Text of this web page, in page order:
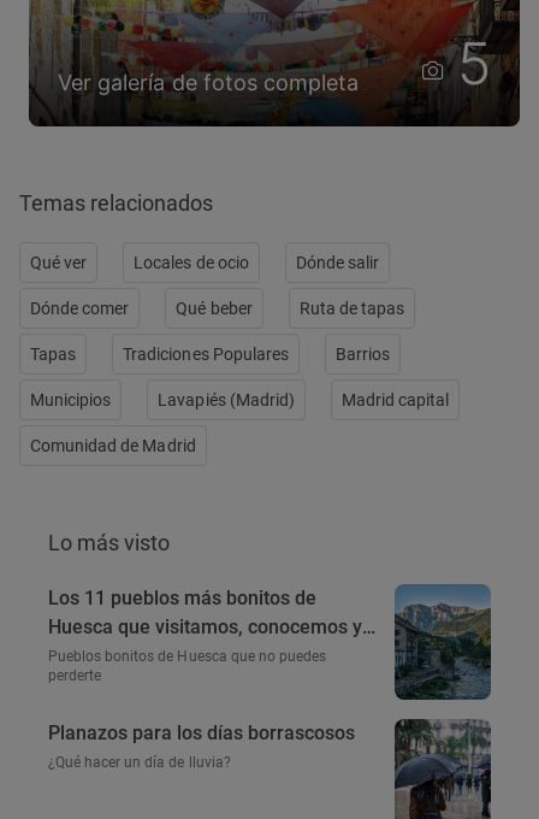
Ver galería de fotos completa 5
Temas relacionados
Qué ver Locales de ocio Dónde salir
Dónde comer Qué beber Ruta de tapas
Tapas Tradiciones Populares Barrios
Municipios Lavapiés (Madrid) Madrid capital
Comunidad de Madrid
Lo más visto
Los 11 pueblos más bonitos de
Huesca que visitamos, conocemos y
amamos
Pueblos bonitos de Huesca que no puedes
perderte
Planazos para los días borrascosos
¿Qué hacer un día de lluvia?